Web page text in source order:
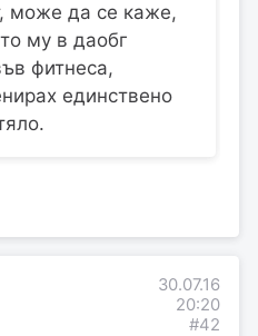
може да се каже,
му в даобг
фитнеса,
единствено
30.07.16
20:20
#42